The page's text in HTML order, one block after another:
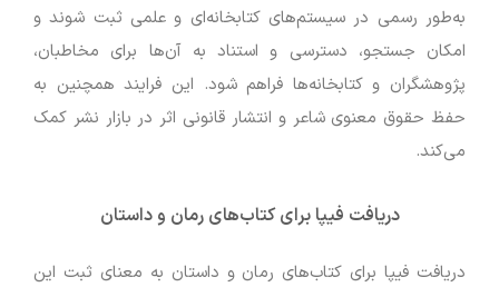
به‌طور رسمی در سیستم‌های کتابخانه‌ای و علمی ثبت شوند و
امکان جستجو، دسترسی و استناد به آن‌ها برای مخاطبان،
پژوهشگران و کتابخانه‌ها فراهم شود. این فرایند همچنین به
حفظ حقوق معنوی شاعر و انتشار قانونی اثر در بازار نشر کمک
می‌کند.
دریافت فیپا برای کتاب‌های رمان و داستان
دریافت فیپا برای کتاب‌های رمان و داستان به معنای ثبت این